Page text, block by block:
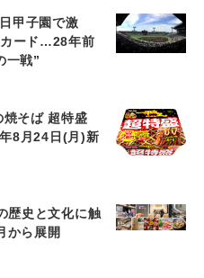
甲子園で激
ード…28年前
一戦”
焼そば 超特盛
8月24日(月)新
歴史と文化に触
から展開